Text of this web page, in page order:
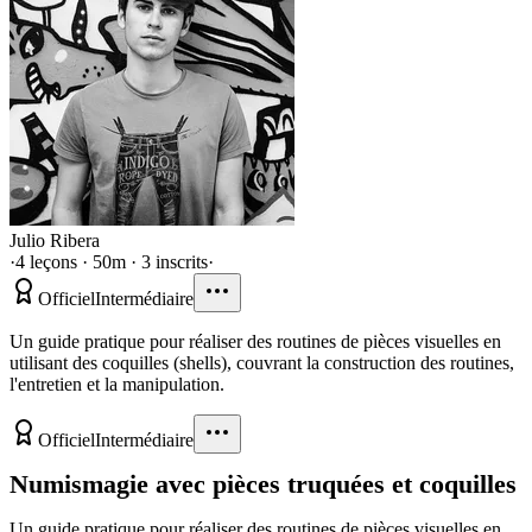
Julio Ribera
·4 leçons · 50m · 3 inscrits·
OfficielIntermédiaire
Un guide pratique pour réaliser des routines de pièces visuelles en
utilisant des coquilles (shells), couvrant la construction des routines,
l'entretien et la manipulation.
OfficielIntermédiaire
Numismagie avec pièces truquées et coquilles